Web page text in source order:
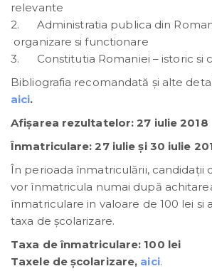
relevante
2. Administratia publica din
organizare si functionare
3. Constitutia Romaniei – istoric si
Bibliografia recomandată și alte
aici.
Afişarea rezultatelor: 27 iulie 2018
Înmatriculare: 27 iulie și 30 iulie
În perioada înmatriculării, candidații
vor înmatricula numai după
înmatriculare in valoare de 100 lei si
taxa de școlarizare.
Taxa de înmatriculare: 100 lei
Taxele de şcolarizare, aici.